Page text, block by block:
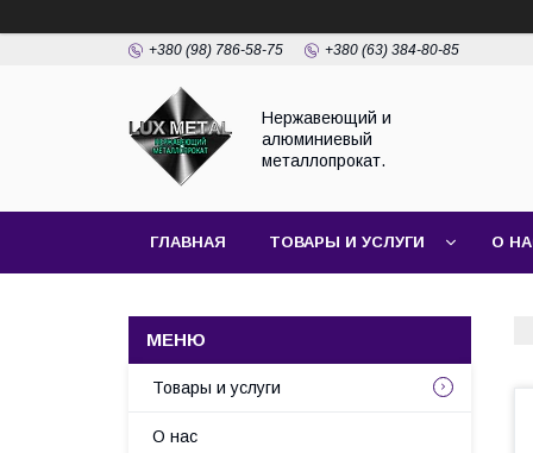
+380 (98) 786-58-75 +380 (63) 384-80-85
Нержавеющий и
алюминиевый
металлопрокат.
ГЛАВНАЯ ТОВАРЫ И УСЛУГИ О
Товары и услуги
О нас